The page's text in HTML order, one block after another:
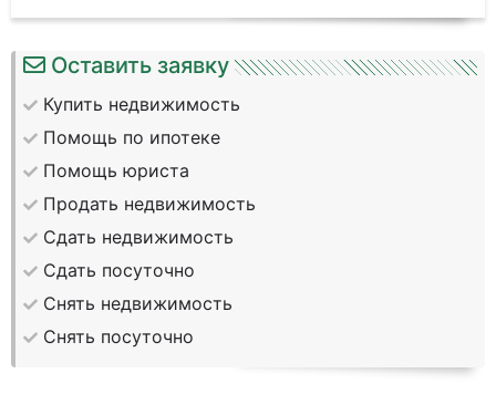
Оставить заявку
Купить недвижимость
Помощь по ипотеке
Помощь юриста
Продать недвижимость
Сдать недвижимость
Сдать посуточно
Снять недвижимость
Снять посуточно